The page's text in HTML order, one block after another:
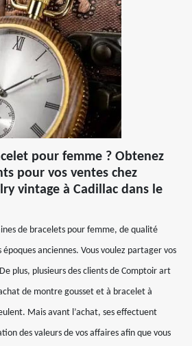
pour femme ? Obtenez
pour vos ventes chez
vintage à Cadillac dans le
de bracelets pour femme, de qualité
anciennes. Vous voulez partager vos
plus, plusieurs des clients de Comptoir art
de montre gousset et à bracelet à
Mais avant l’achat, ses effectuent
des valeurs de vos affaires afin que vous